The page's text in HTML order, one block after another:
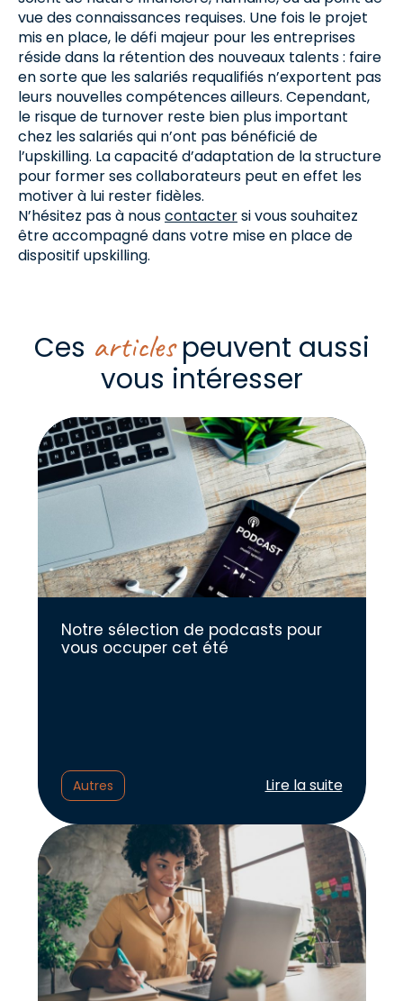
vue des connaissances requises. Une fois le projet
mis en place, le défi majeur pour les entreprises
réside dans la rétention des nouveaux talents : faire
en sorte que les salariés requalifiés n’exportent pas
leurs nouvelles compétences ailleurs. Cependant,
le risque de turnover reste bien plus important
chez les salariés qui n’ont pas bénéficié de
l’upskilling. La capacité d’adaptation de la structure
pour former ses collaborateurs peut en effet les
motiver à lui rester fidèles.
N’hésitez pas à nouscontactersi vous souhaitez
être accompagné dans votre mise en place de
dispositif upskilling.
Ces articlespeuvent aussi
vous intéresser
Notre sélection de podcasts pour
vous occuper cet été
Autres Lire l'article :
Lire la suite